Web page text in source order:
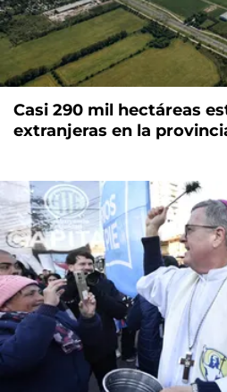
Casi 290 mil hectáreas
extranjeras en la